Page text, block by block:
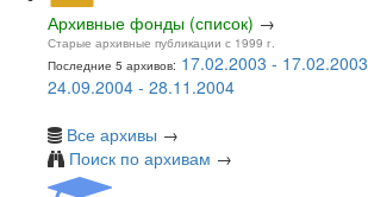
Архивные фонды (список) →
Старые архивные публикации с 1999 г.
Последние 5 архивов: 17.02.2003 - 17.02.2003
24.09.2004 - 28.11.2004
Все архивы →
Поиск по архивам →